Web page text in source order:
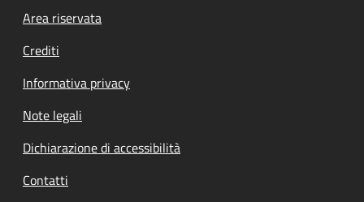
Footer menu
Area riservata
Crediti
Informativa privacy
Note legali
Dichiarazione di accessibilità
Contatti